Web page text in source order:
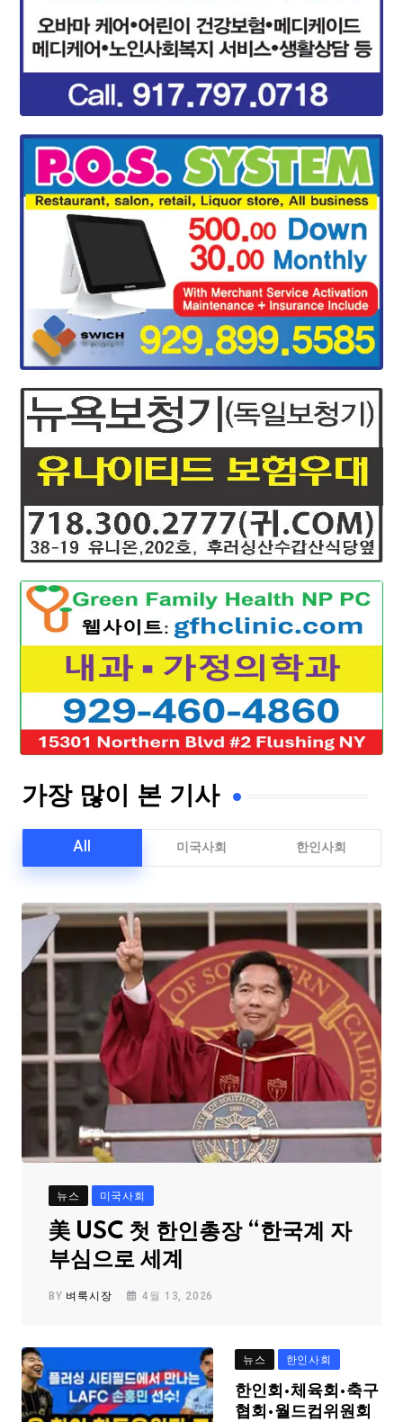
가장 많이 본 기사
All 미국사회 한인사회
뉴스 미국사회
美 USC 첫 한인총장 “한국계 자
부심으로 세계
BY 벼룩시장 4월 13, 2026
뉴스 한인사회
한인회·체육회·축구
협회·월드컵위원회